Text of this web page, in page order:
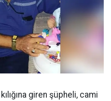
giren şüpheli, cami